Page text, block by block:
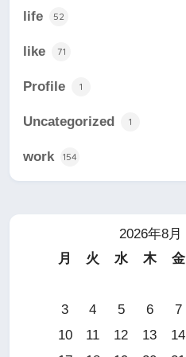
life 52
like 71
Profile 1
Uncategorized 1
work 154
2026年8月
月
火 水 木 金
3
4 5 6 7
10
11 12 13 14